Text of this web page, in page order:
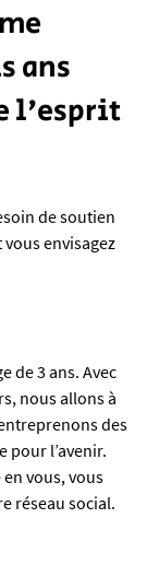
ans
l'esprit
de soutien
envisagez
de 3 ans. Avec
nous allons à
des
pour l’avenir.
vous, vous
réseau social.